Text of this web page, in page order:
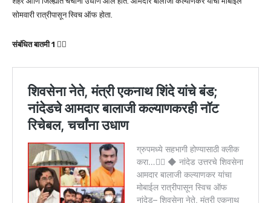
सोमवारी रात्रीपासून स्विच ऑफ होता.
संबंधित बातमी 1 👇🏻